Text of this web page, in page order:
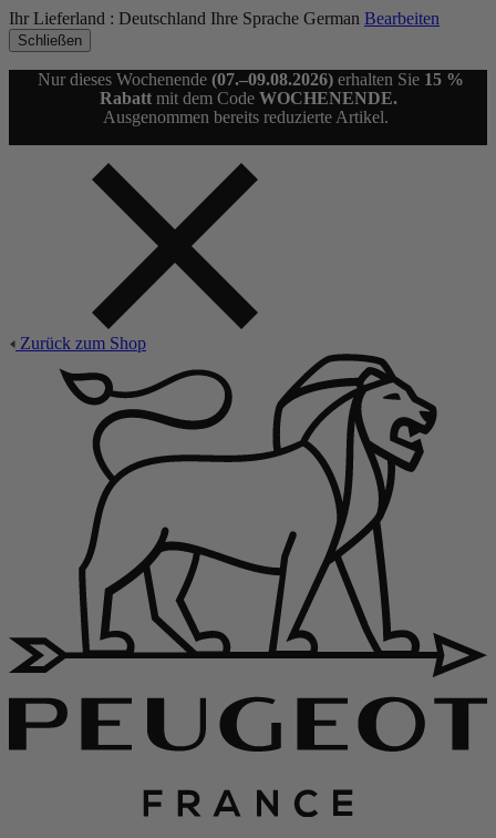
Ihr Lieferland : Deutschland Ihre Sprache German Bearbeiten
Schließen
Nur dieses Wochenende(07.–09.08.2026)erhalten Sie 15 %
Rabattmit dem Code WOCHENENDE.
Ausgenommen bereits reduzierte Artikel.
Zurück zum Shop